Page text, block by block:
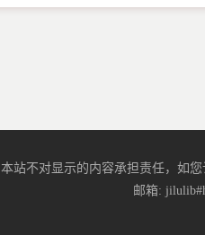
站不对显示的内容承担责任，如
邮箱: